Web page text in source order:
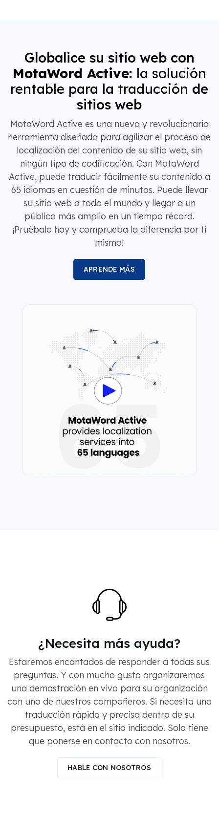
Globalice su sitio web con
MotaWord Active: la solución
rentable para la traducción de
sitios web
MotaWord Active es una nueva y revolucionaria
herramienta diseñada para agilizar el proceso de
localización del contenido de su sitio web, sin
ningún tipo de codificación. Con MotaWord
Active, puede traducir fácilmente su contenido a
65 idiomas en cuestión de minutos. Puede llevar
su sitio web a todo el mundo y llegar a un
público más amplio en un tiempo récord.
¡Pruébalo hoy y comprueba la diferencia por ti
mismo!
APRENDE MÁS
¿Necesita más ayuda?
Estaremos encantados de responder a todas sus
preguntas. Y con mucho gusto organizaremos
una demostración en vivo para su organización
con uno de nuestros compañeros. Si necesita una
traducción rápida y precisa dentro de su
presupuesto, está en el sitio indicado. Solo tiene
que ponerse en contacto con nosotros.
HABLE CON NOSOTROS